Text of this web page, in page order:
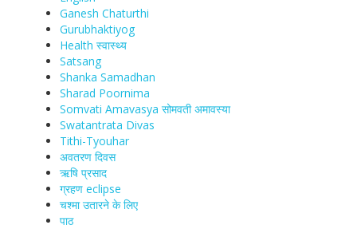
Ganesh Chaturthi
Gurubhaktiyog
Health स्वास्‍थ्‍य
Satsang
Shanka Samadhan
Sharad Poornima
Somvati Amavasya सोमवती अमावस्या
Swatantrata Divas
Tithi-Tyouhar
अवतरण दिवस
ऋषि प्रसाद
ग्रहण eclipse
चश्मा‍ उतारने के लिए
पाठ